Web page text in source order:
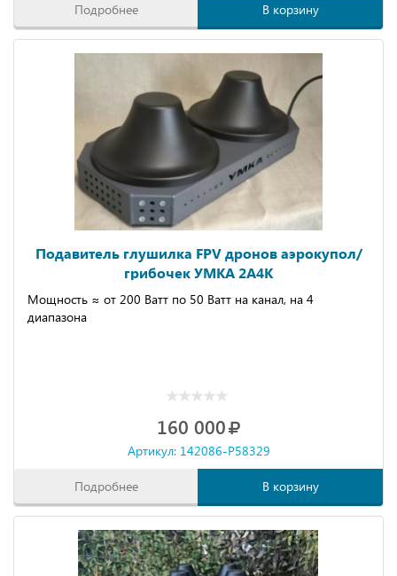
Подробнее В корзину
Подавитель глушилка FPV дронов аэрокупол/
грибочек УМКА 2А4К
Мощность ≈ от 200 Ватт по 50 Ватт на канал, на 4
диапазона
160 000
Артикул: 142086-P58329
Подробнее В корзину